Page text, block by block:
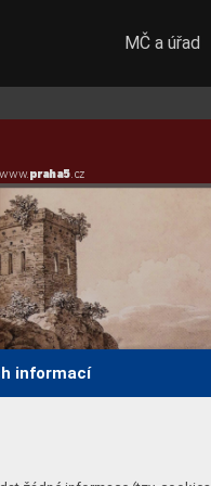
informací
www.praha5.cz
MČ a úřad